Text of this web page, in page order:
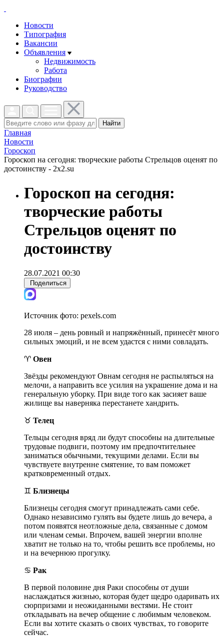
Новости
Типография
Вакансии
Объявления
Недвижимость
Работа
Биографии
Руководство
Найти
Главная
Новости
Гороскоп
Гороскоп на сегодня: творческие работы Стрельцов оценят по
достоинству - 2x2.su
Гороскоп на сегодня:
творческие работы
Стрельцов оценят по
достоинству
28.07.2021 00:30
Поделиться
Источник фото: pexels.com
28 июля – день ровный и напряжённый, принесёт много
сильных эмоций, и не всем удастся с ними совладать.
♈ Овен
Звёзды рекомендуют Овнам сегодня не распыляться на
мелочи, а направить все усилия на украшение дома и на
генеральную уборку. При виде того как засияет ваше
жилище вы наверняка перестанете хандрить.
♉ Телец
Тельцы сегодня вряд ли будут способны на длительные
трудовые подвиги, поэтому им предпочтительнее
заниматься обычными, текущими делами. Если вы
чувствуете внутренне смятение, то вам поможет
кратковременный отдых.
♊ Близнецы
Близнецы сегодня смогут принадлежать сами себе.
Однако независимо гулять вы будете лишь до вечера, а
потом появятся неотложные дела, связанные с домом
или членам семьи. Впрочем, вашей энергии вполне
хватит не только на то, чтобы решить все проблемы, но
и на вечернюю прогулку.
♋ Рак
В первой половине дня Раки способны от души
наслаждаться жизнью, которая будет щедро одаривать их
сюрпризами и неожиданными вестями. Не стоит
откладывать на вечер общение с любимым человеком.
Если вы хотите сказать о своих чувствах, то говорите
сейчас.